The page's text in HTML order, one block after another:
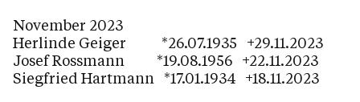
November 2023
Herlinde Geiger *26.07.1935 +29.11.2023
Josef Rossmann *19.08.1956 +22.11.2023
Siegfried Hartmann *17.01.1934 +18.11.2023